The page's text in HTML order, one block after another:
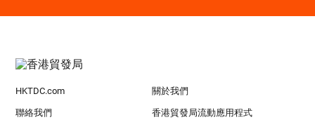
HKTDC.com 關於我們
聯絡我們 香港貿發局流動應用程式